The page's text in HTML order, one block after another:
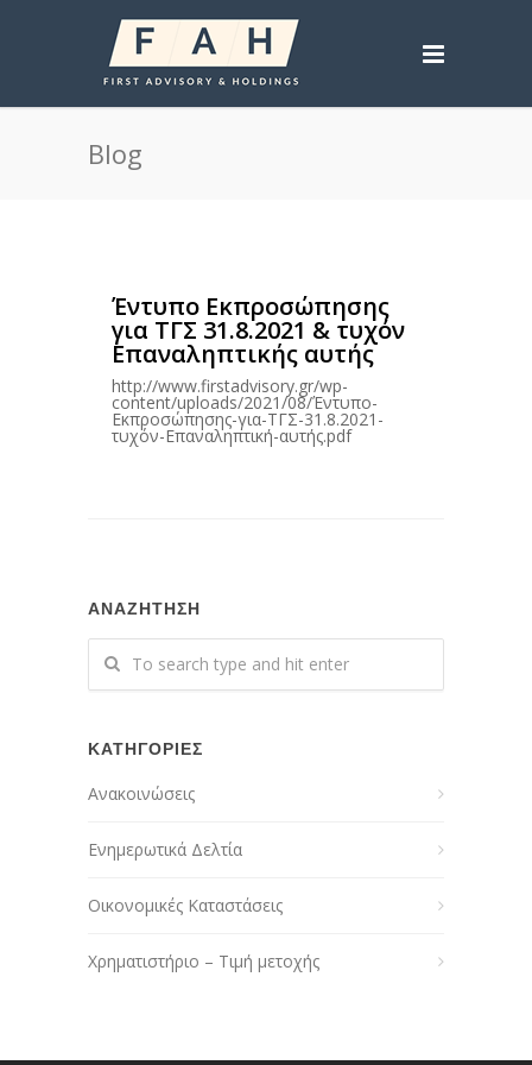
Blog
Έντυπο Εκπροσώπησης
για ΤΓΣ 31.8.2021 & τυχόν
Επαναληπτικής αυτής
http://www.firstadvisory.gr/wp-
content/uploads/2021/08/Έντυπο-
Εκπροσώπησης-για-ΤΓΣ-31.8.2021-
τυχόν-Επαναληπτική-αυτής.pdf
ΑΝΑΖΗΤΗΣΗ
ΚΑΤΗΓΟΡΙΕΣ
Ανακοινώσεις
Ενημερωτικά Δελτία
Οικονομικές Καταστάσεις
Χρηματιστήριο – Τιμή μετοχής